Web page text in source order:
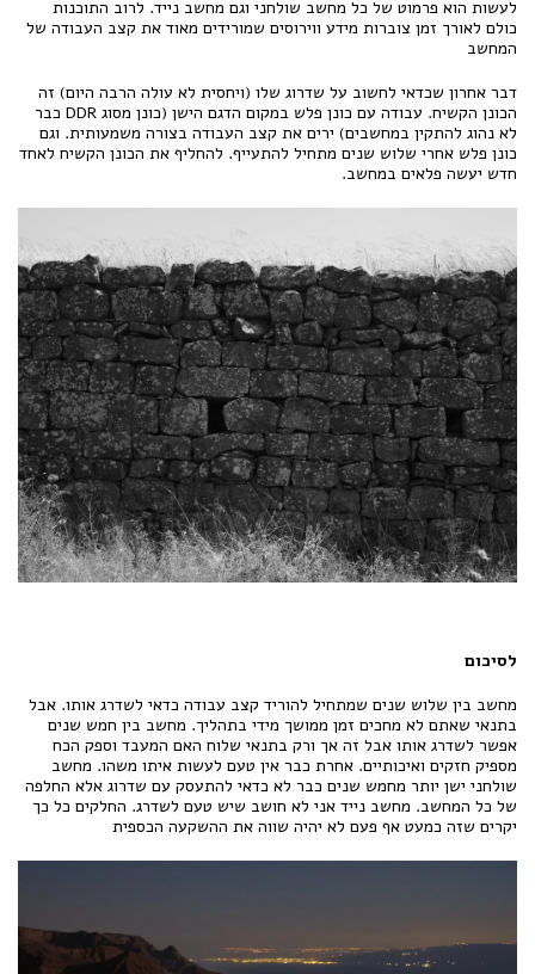
לעשות הוא פרמוט של כל מחשב שולחני וגם מחשב נייד. לרוב התוכנות
כולם לאורך זמן צוברות מידע ווירוסים שמורידים מאוד את קצב העבודה של
המחשב
דבר אחרון שכדאי לחשוב על שדרוג שלו (ויחסית לא עולה הרבה היום) זה
הכונן הקשיח. עבודה עם כונן פלש במקום הדגם הישן (כונן מסוג DDR כבר
לא נהוג להתקין במחשבים) ירים את קצב העבודה בצורה משמעותית. וגם
כונן פלש אחרי שלוש שנים מתחיל להתעייף. להחליף את הכונן הקשיח לאחד
חדש יעשה פלאים במחשב.
לסיכום
מחשב בין שלוש שנים שמתחיל להוריד קצב עבודה כדאי לשדרג אותו. אבל
בתנאי שאתם לא מחכים זמן ממושך מידי בתהליך. מחשב בין חמש שנים
אפשר לשדרג אותו אבל זה אך ורק בתנאי שלוח האם המעבד וספק הכח
מספיק חזקים ואיכותיים. אחרת כבר אין טעם לעשות איתו משהו. מחשב
שולחני ישן יותר מחמש שנים כבר לא כדאי להתעסק עם שדרוג אלא החלפה
של כל המחשב. מחשב נייד אני לא חושב שיש טעם לשדרג. החלקים כל כך
יקרים שזה כמעט אף פעם לא יהיה שווה את ההשקעה הכספית